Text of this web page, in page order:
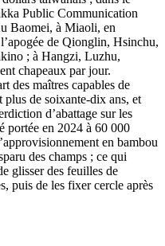
Public Communication
Baomei, à Miaoli, en
de Qionglin, Hsinchu,
; à Hangzi, Luzhu,
chapeaux par jour.
des maîtres capables de
de soixante-dix ans, et
d’abattage sur les
portée en 2024 à 60 000
en bambou
des champs ; ce qui
glisser des feuilles de
puis de les fixer cercle après